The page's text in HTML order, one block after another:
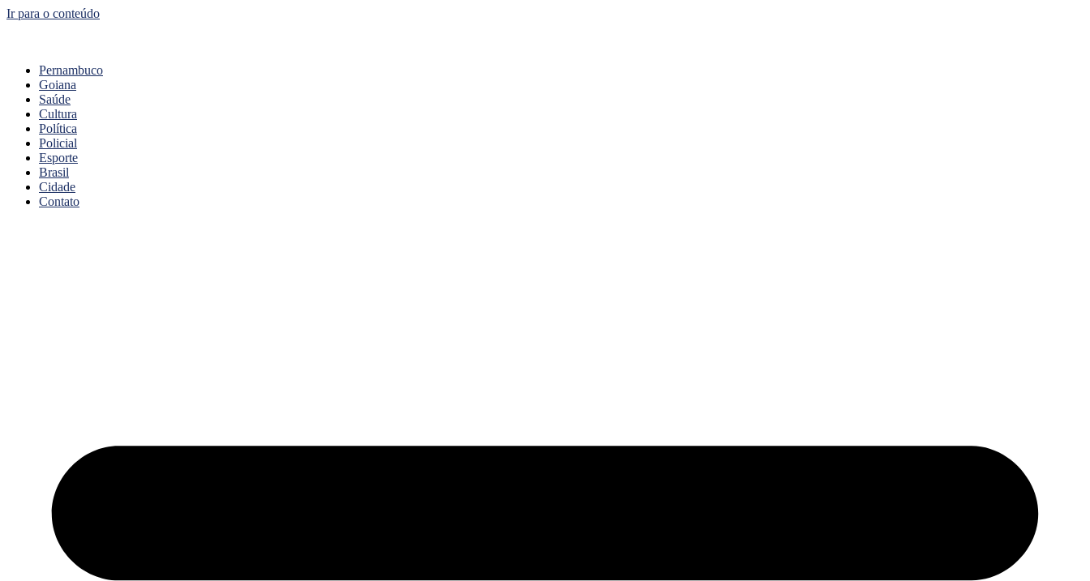
Ir para o conteúdo
Pernambuco
Goiana
Saúde
Cultura
Política
Policial
Esporte
Brasil
Cidade
Contato